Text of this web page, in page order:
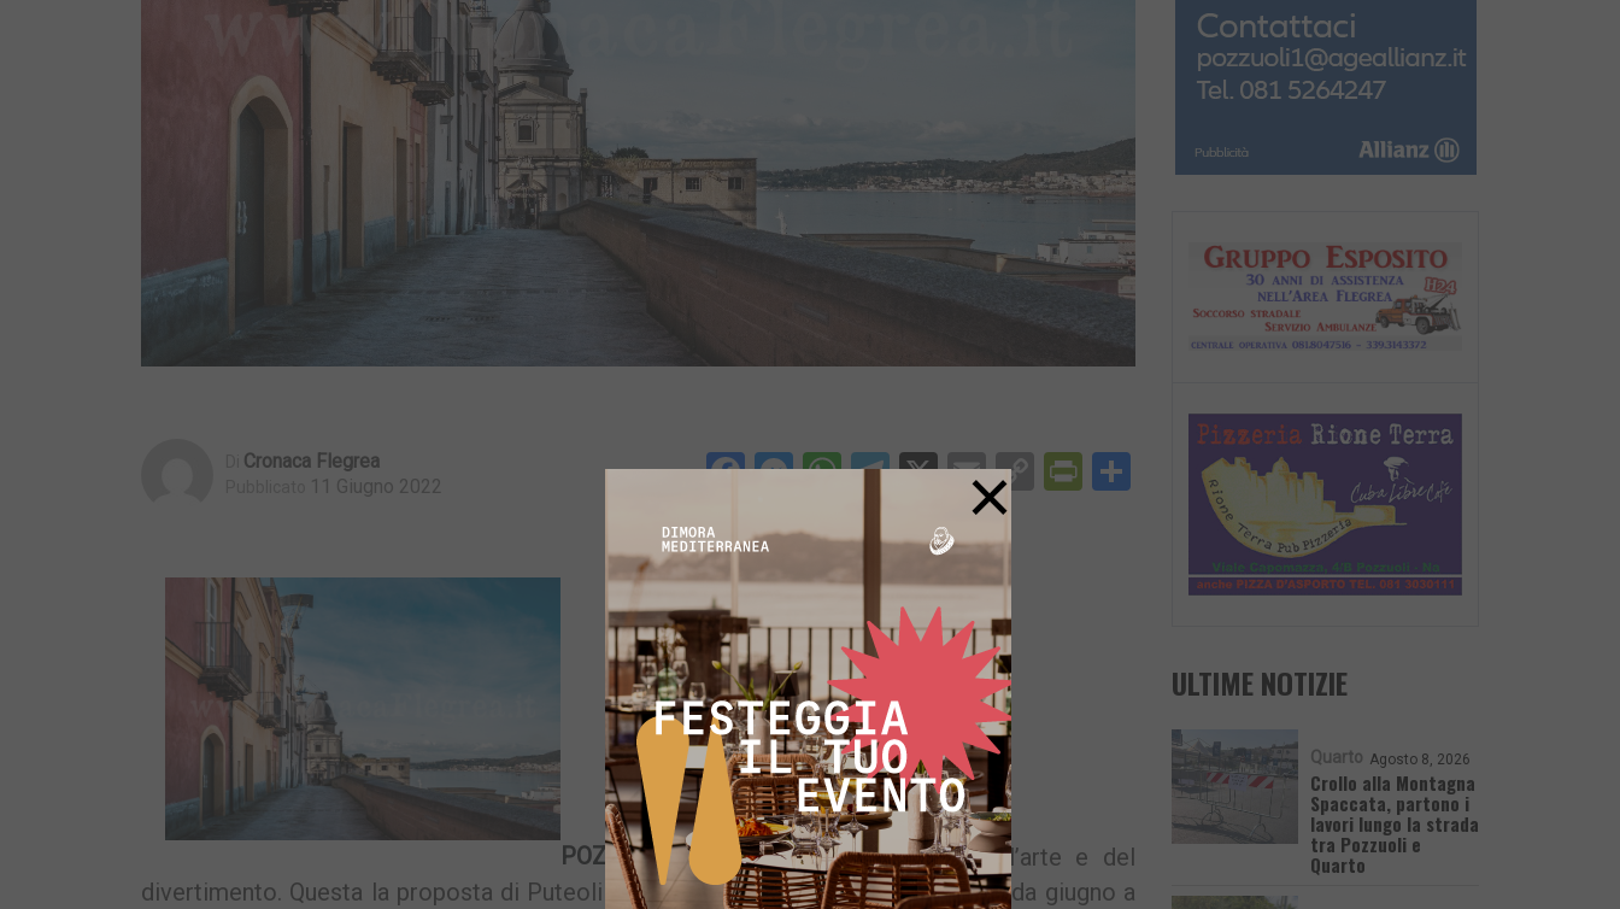
Cronaca Flegrea
11 Giugno 2022 Facebook
Messenger
WhatsApp
Telegram
X EmailCopyPrintFriendly
Condividi
POZZUOLI –
Una estate all’insegna dell’arte e del
divertimento. Questa la proposta di Puteoli Sacra al Rione Terra di Pozzuoli che da giugno a
ULTIME NOTIZIE
Quarto Agosto 8, 2026
Crollo alla Montagna
Spaccata, partono i
lavori lungo la strada
tra Pozzuoli e
Quarto
×